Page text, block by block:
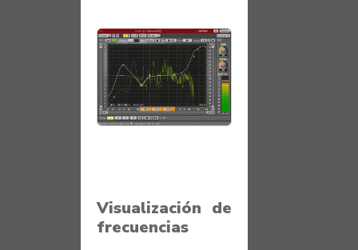
Visualización de
frecuencias